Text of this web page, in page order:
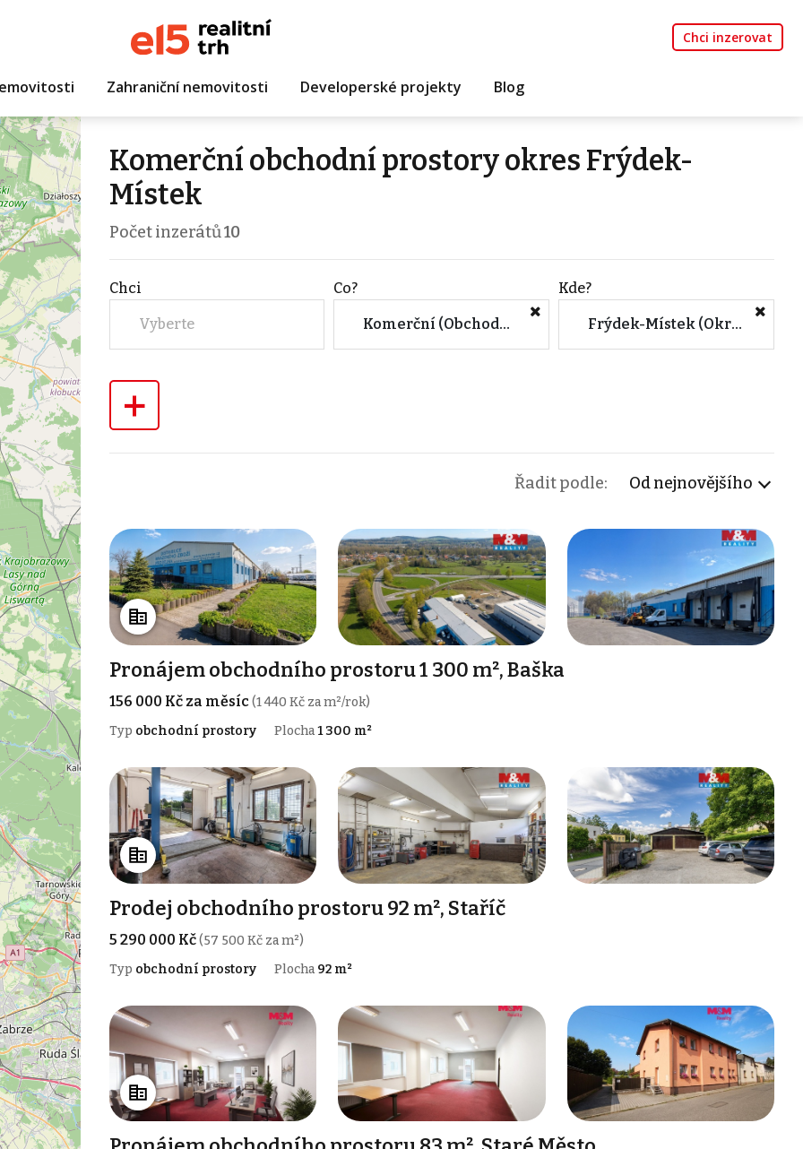
Chci inzerovat
Zahraniční nemovitosti Developerské projekty Blog
Komerční obchodní prostory okres Frýdek-
Místek
Počet inzerátů10
Chci
Vyberte
Co?
Komerční (Obchodní prostory)
Kde?
Frýdek-Místek (Okres, Moravskoslezský kraj)
+
Řadit podle: Od nejnovějšího
Pronájem obchodního prostoru 1 300 m², Baška
156 000 Kč za měsíc(1 440 Kč za m²/rok)
Typ obchodní prostory Plocha1 300 m²
Prodej obchodního prostoru 92 m², Staříč
5 290 000 Kč(57 500 Kč za m²)
Typ obchodní prostory Plocha 92 m²